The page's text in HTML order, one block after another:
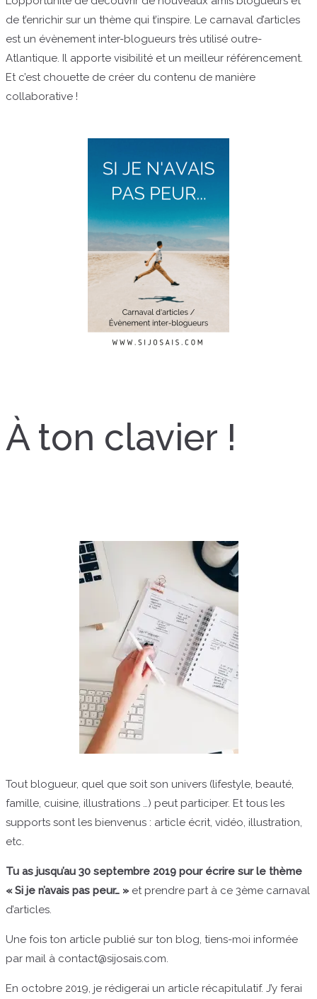
de t’enrichir sur un thème qui t’inspire. Le carnaval d’articles
est un évènement inter-blogueurs très utilisé outre-
Atlantique. Il apporte visibilité et un meilleur référencement.
Et c’est chouette de créer du contenu de manière
collaborative !
À ton clavier !
Tout blogueur, quel que soit son univers (lifestyle, beauté,
famille, cuisine, illustrations …) peut participer. Et tous les
supports sont les bienvenus : article écrit, vidéo, illustration,
etc.
Tu as jusqu’au 30 septembre 2019 pour écrire sur le thème
« Si je n’avais pas peur… » et prendre part à ce 3ème carnaval
d’articles.
Une fois ton article publié sur ton blog, tiens-moi informée
par mail à contact@sijosais.com.
En octobre 2019, je rédigerai un article récapitulatif. J’y ferai